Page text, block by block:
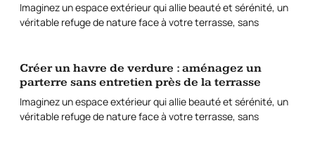
Imaginez un espace extérieur qui allie beauté et sérénité, un
véritable refuge de nature face à votre terrasse, sans
Créer un havre de verdure : aménagez un
parterre sans entretien près de la terrasse
Imaginez un espace extérieur qui allie beauté et sérénité, un
véritable refuge de nature face à votre terrasse, sans